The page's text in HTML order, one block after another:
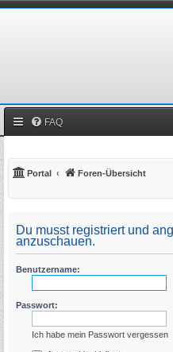
FAQ
Portal Foren-Übersicht
Du musst registriert und
anzuschauen.
Benutzername:
Passwort:
Ich habe mein Passwort vergessen